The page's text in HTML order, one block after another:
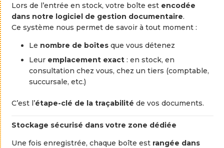
Lors de l’entrée en stock, votre boîte est encodée
dans notre logiciel de gestion documentaire.
Ce système nous permet de savoir à tout moment :
Le nombre de boîtes que vous détenez
Leur emplacement exact : en stock, en
consultation chez vous, chez un tiers (comptable,
succursale, etc.)
C’est l’étape-clé de la traçabilité de vos documents.
Stockage sécurisé dans votre zone dédiée
Une fois enregistrée, chaque boîte est rangée dans